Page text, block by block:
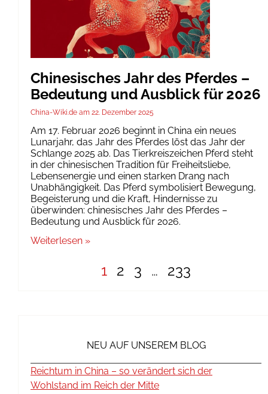
Chinesisches Jahr des Pferdes –
Bedeutung und Ausblick für 2026
China-Wiki.de 22. Dezember 2025
Am 17. Februar 2026 beginnt in China ein neues
Lunarjahr, das Jahr des Pferdes löst das Jahr der
Schlange 2025 ab. Das Tierkreiszeichen Pferd steht
in der chinesischen Tradition für Freiheitsliebe,
Lebensenergie und einen starken Drang nach
Unabhängigkeit. Das Pferd symbolisiert Bewegung,
Begeisterung und die Kraft, Hindernisse zu
überwinden: chinesisches Jahr des Pferdes –
Bedeutung und Ausblick für 2026.
Weiterlesen »
1 2 3 … 233
NEU AUF UNSEREM BLOG
Reichtum in China – so verändert sich der
Wohlstand im Reich der Mitte